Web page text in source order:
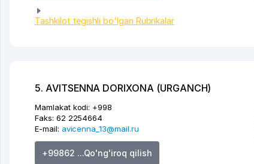
Tashkilot tegishli bo'lgan Rubrikalar
5. AVITSENNA DORIXONA (URGANCH)
Mamlakat kodi: +998
Faks: 62 2254664
E-mail: avicenna_13@mail.ru
+99862 ...Qo'ng'iroq qilish